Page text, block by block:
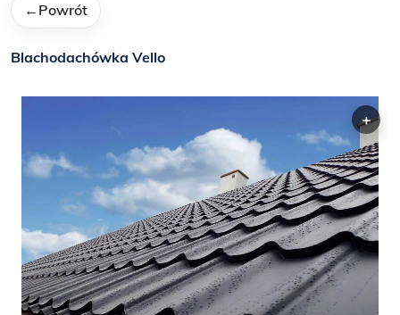
← Powrót
Blachodachówka Vello
+